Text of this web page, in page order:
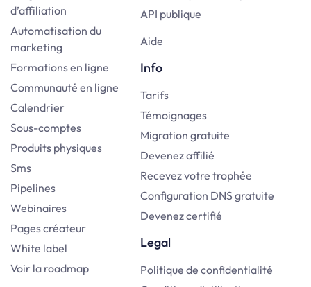
d’affiliation
Automatisation du
marketing
Formations en ligne
Communauté en ligne
Calendrier
Sous-comptes
Produits physiques
Sms
Pipelines
Webinaires
Pages créateur
White label
Voir la roadmap
API publique
Aide
Info
Tarifs
Témoignages
Migration gratuite
Devenez affilié
Recevez votre trophée
Configuration DNS gratuite
Devenez certifié
Legal
Politique de confidentialité